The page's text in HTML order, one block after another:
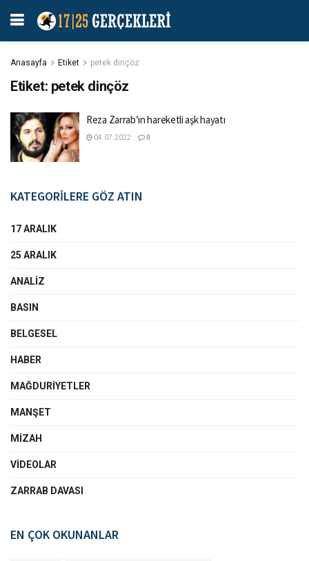
Anasayfa Etiket petek dinçöz
Etiket: petek dinçöz
Reza Zarrab’ın hareketli aşk hayatı
04.07.2022 0
KATEGORİLERE GÖZ ATIN
17 ARALIK
25 ARALIK
ANALIZ
BASIN
BELGESEL
HABER
MAĞDURIYETLER
MANŞET
MIZAH
VIDEOLAR
ZARRAB DAVASI
EN ÇOK OKUNANLAR